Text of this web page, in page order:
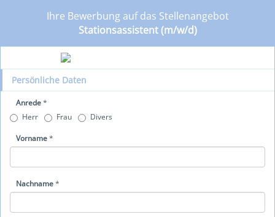
Ihre Bewerbung auf das Stellenangebot
Stationsassistent (m/w/d)
Persönliche Daten
Anrede*
Herr
Frau Divers
Vorname*
Nachname*